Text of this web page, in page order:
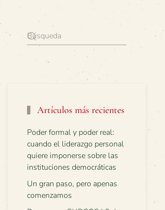
Artículos más recientes
Poder formal y poder real:
cuando el liderazgo personal
quiere imponerse sobre las
instituciones democráticas
Un gran paso, pero apenas
comenzamos